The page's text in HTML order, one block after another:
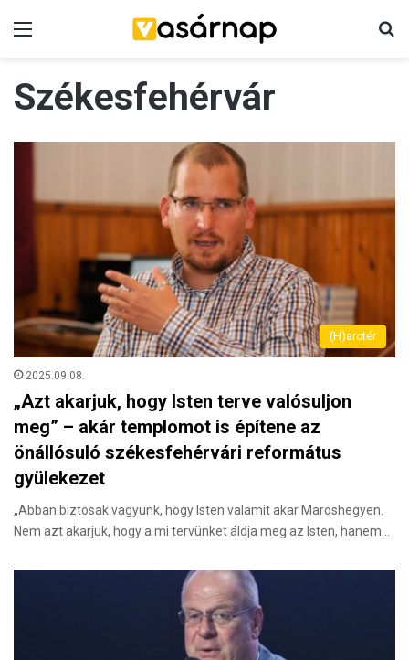
Székesfehérvár
(H)arctér
2025.09.08.
„Azt akarjuk, hogy Isten terve valósuljon
meg” – akár templomot is építene az
önállósuló székesfehérvári református
gyülekezet
„Abban biztosak vagyunk, hogy Isten valamit akar Maroshegyen.
Nem azt akarjuk, hogy a mi tervünket áldja meg az Isten, hanem…